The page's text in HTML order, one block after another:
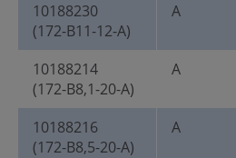
10188230
(172-B11-12-A)
A
10188214
(172-B8,1-20-A)
A
10188216
(172-B8,5-20-A)
A